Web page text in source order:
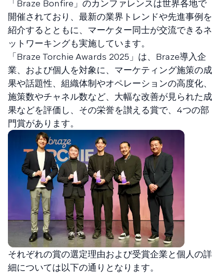
「Braze Bonfire」のカンファレンスは世界各地で
開催されており、最新の業界トレンドや先進事例を
紹介するとともに、マーケター同士が交流できるネ
ットワーキングも実施しています。
「Braze Torchie Awards 2025」は、Braze導入企
業、および個人を対象に、マーケティング施策の成
果や話題性、組織体制やオペレーションの高度化、
施策数やチャネル数など、大幅な改善が見られた成
果などを評価し、その栄誉を讃える賞で、4つの部
門賞があります。
それぞれの賞の選定理由および受賞企業と個人の詳
細については以下の通りとなります。